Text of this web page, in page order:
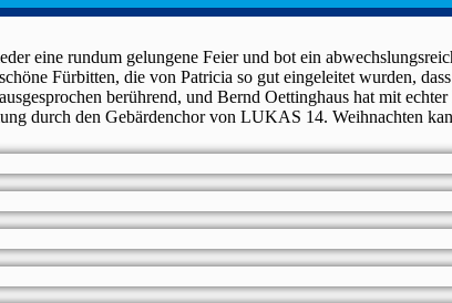
eine rundum gelungene Feier und bot ein
Fürbitten, die von Patricia so gut eingeleitet wurden,
berührend, und Bernd Oettinghaus hat mit
durch den Gebärdenchor von LUKAS 14. Weihnachten